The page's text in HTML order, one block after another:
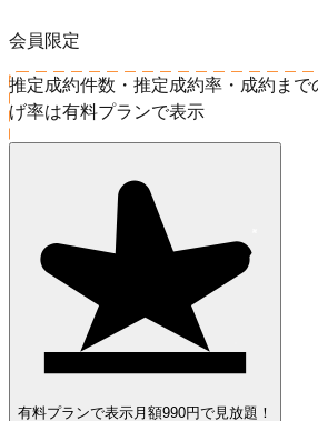
会員限定
推定成約件数・推定成約率・成約ま
げ率は有料プランで表示
有料プランで表示 月額990円で見放題！